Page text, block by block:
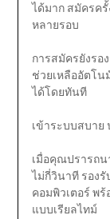
ได้มาก สมัครค
หลายรอบ
การสมัครยังรอ
ช่วยเหลืออัตโน
ได้โดยทันที
เข้าระบบสบาย
เมื่อคุณปรารถน
ไม่กี่วินาที รอง
คอมพิวเตอร์ พ
แบบเรียลไทม์